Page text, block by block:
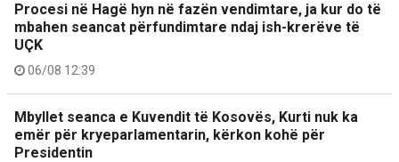
Procesi në Hagë hyn në fazën vendimtare, ja kur do të
mbahen seancat përfundimtare ndaj ish-krerëve të
UÇK
06/08 12:39
Mbyllet seanca e Kuvendit të Kosovës, Kurti nuk ka
emër për kryeparlamentarin, kërkon kohë për
Presidentin